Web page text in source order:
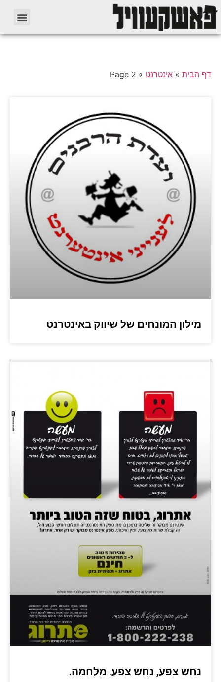
דף הבית » אינטרנט »
Page 2
מילון המונחים של שיווק באינטרנט
נחש צפע, נחש צפע. מלחמה.